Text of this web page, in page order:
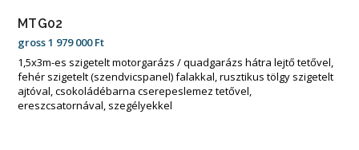
MTG02
gross1 979 000Ft
1,5x3m-es szigetelt motorgarázs / quadgarázs hátra lejtő tetővel,
fehér szigetelt (szendvicspanel) falakkal, rusztikus tölgy szigetelt
ajtóval, csokoládébarna cserepeslemez tetővel,
ereszcsatornával, szegélyekkel